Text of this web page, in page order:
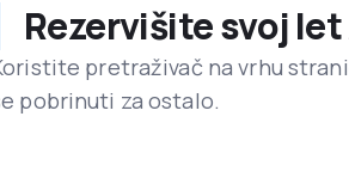
Rezervišite svoj
pretraživač na vrhu
pobrinuti za ostalo.